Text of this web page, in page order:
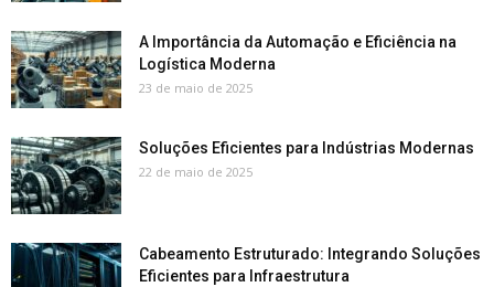
A Importância da Automação e Eficiência na
Logística Moderna
23 de maio de 2025
Soluções Eficientes para Indústrias Modernas
22 de maio de 2025
Cabeamento Estruturado: Integrando Soluções
Eficientes para Infraestrutura